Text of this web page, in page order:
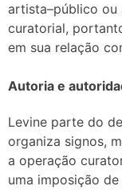
artista–público ou
curatorial,
em sua relação
Autoria e
Levine parte do
organiza signos,
a operação
uma imposição